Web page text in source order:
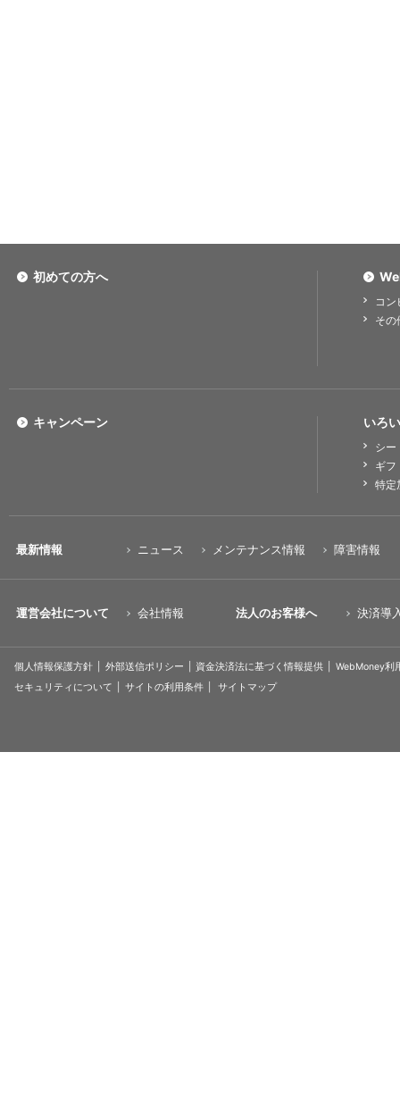
初めての方へ
コ
その
いろ
シー
ギフ
特定
キャンペーン
最新情報 ニュース メンテナンス情報 障害情報
運営会社について 会社情報 法人のお客様へ 決済導
個人情報保護方針 外部送信ポリシー 資金決済法に基づく情報提供
WebMoney利
セキュリティについて
サイトの利用条件 サイトマップ